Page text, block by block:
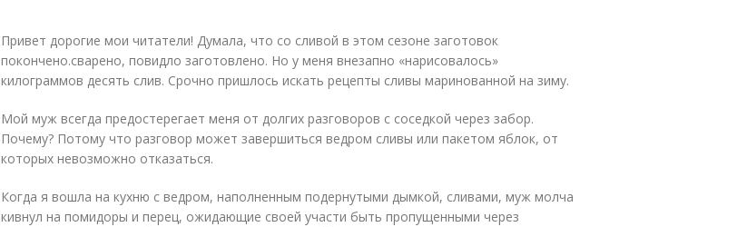
Привет дорогие мои читатели! Думала, что со сливой в этом сезоне заготовок
покончено.сварено, повидло заготовлено. Но у меня внезапно «нарисовалось»
килограммов десять слив. Срочно пришлось искать рецепты сливы маринованной на зиму.
Мой муж всегда предостерегает меня от долгих разговоров с соседкой через забор.
Почему? Потому что разговор может завершиться ведром сливы или пакетом яблок, от
которых невозможно отказаться.
Когда я вошла на кухню с ведром, наполненным подернутыми дымкой, сливами, муж молча
кивнул на помидоры и перец, ожидающие своей участи быть пропущенными через